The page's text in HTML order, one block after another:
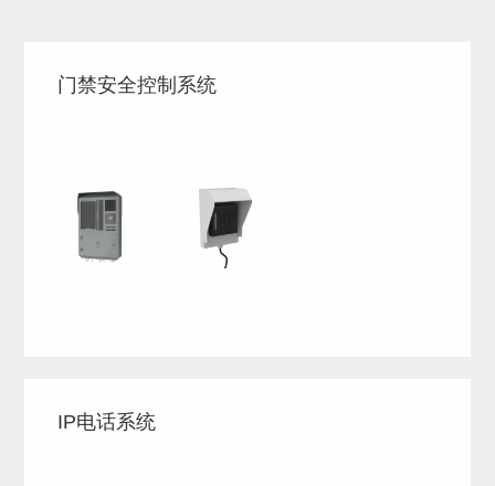
门禁安全控制系统
IP电话系统